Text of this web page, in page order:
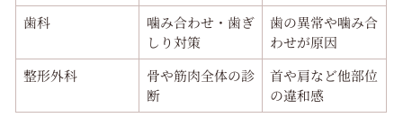
歯科
噛み合わせ・歯ぎ
しり対策
歯の異常や噛み合
わせが原因
整形外科
骨や筋肉全体の診
断
首や肩など他部位
の違和感